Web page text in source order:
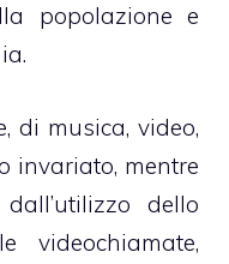
popolazione e
di musica, video,
invariato, mentre
dello
videochiamate,